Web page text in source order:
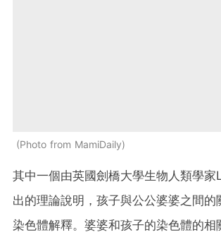
Photo from MamiDaily
其中一個由英國劍橋大學生物人類學
出的理論說明，孩子與公公婆婆之間的
染色體解釋。婆婆和孩子的染色體的相